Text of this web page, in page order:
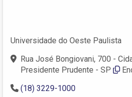
Universidade do Oeste Paulista
Rua José Bongiovani, 700 -
Presidente Prudente - SP
(18) 3229-1000